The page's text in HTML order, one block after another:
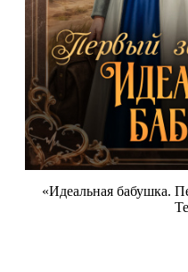
«Идеальная бабушка.